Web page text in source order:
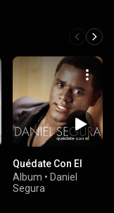
Quédate Con El
Album • Daniel
Segura